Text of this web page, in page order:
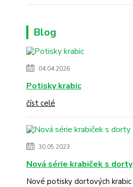
Blog
04.04.2026
Potisky krabic
číst celé
30.05.2023
Nová série krabiček s dorty
Nové potisky dortových krabic